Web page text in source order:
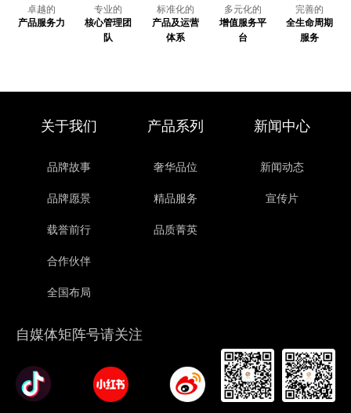
卓越的
产品服务力
专业的
核心管理团
队
标准化的
产品及运营
体系
多元化的
增值服务平
台
完善的
全生命周期
服务
关于我们
品牌故事
品牌愿景
载誉前行
合作伙伴
全国布局
产品系列
奢华品位
精品服务
品质菁英
新闻中心
新闻动态
宣传片
自媒体矩阵号请关注